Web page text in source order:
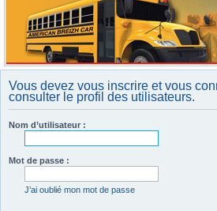
Vous devez vous inscrire et vous
consulter le profil des utilisateurs.
Nom d’utilisateur :
Mot de passe :
J’ai oublié mon mot de passe